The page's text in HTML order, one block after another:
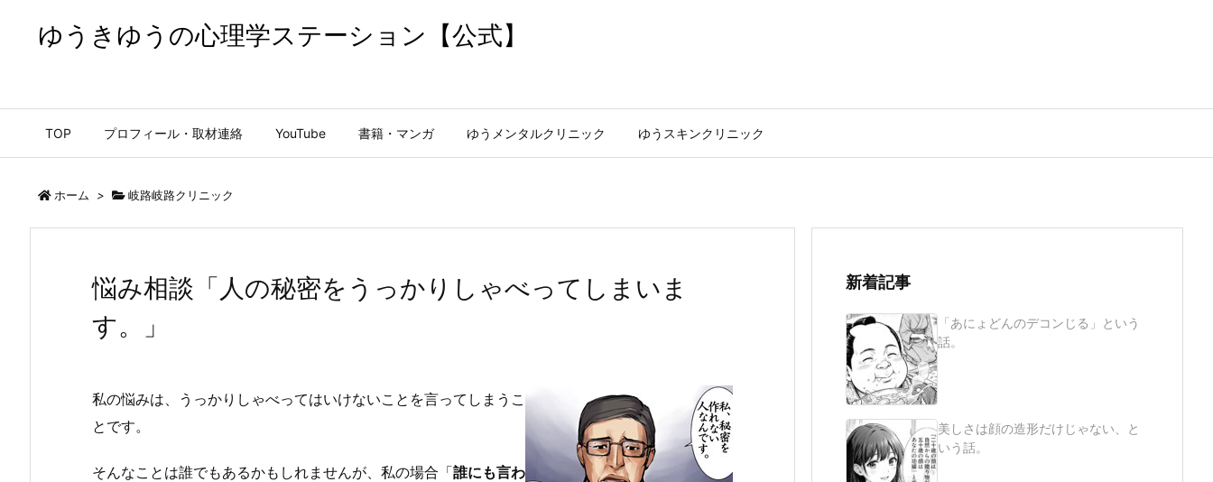
ゆうきゆうの心理学ステーション【公式】
TOP プロフィール・取材連絡 YouTube 書籍・マンガ ゆうメンタルクリニック ゆうスキンクリニック
ホーム > 岐路岐路クリニック
悩み相談「人の秘密をうっかりしゃべってしまいま
す。」
私の悩みは、うっかりしゃべってはいけないことを言ってしまうこ
とです。
そんなことは誰でもあるかもしれませんが、私の場合「誰にも言わ
新着記事
「あにょどんのデコンじる」という
話。
美しさは顔の造形だけじゃない、と
いう話。